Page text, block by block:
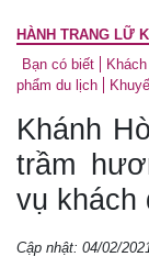
HÀNH TRANG LỮ
Bạn có biết
phẩm du lịch
Khánh
trầm
vụ khách
Cập nhật: 04/02/